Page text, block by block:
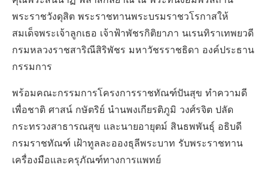
พระราชวังดุสิต พระราชทานพระบรมราชวโรกาสให้
สมเด็จพระเจ้าลูกเธอ เจ้าฟ้าพัชรกิติยาภา นเรนทิราเทพยวดี
กรมหลวงราชสาริณีสิริพัชร มหาวัชรราชธิดา องค์ประธาน
กรรมการ
พร้อมคณะกรรมการโครงการราชทัณฑ์ปันสุข ทำความดี
เพื่อชาติ ศาสน์ กษัตริย์ นำนพงเกียรติภูมิ วงศ์รจิต ปลัด
กระทรวงสาธารณสุข และนายอายุตม์ สินธพพันธุ์ อธิบดี
กรมราชทัณฑ์ เฝ้าทูลละอองธุลีพระบาท รับพระราชทาน
เครื่องมือและครุภัณฑ์ทางการแพทย์